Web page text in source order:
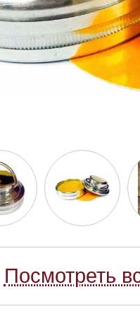
Посмотреть